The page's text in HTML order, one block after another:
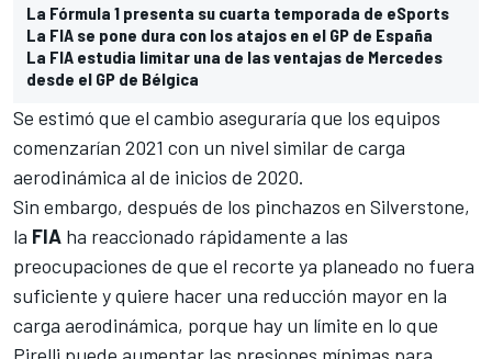
La Fórmula 1 presenta su cuarta temporada de eSports
La FIA se pone dura con los atajos en el GP de España
La FIA estudia limitar una de las ventajas de Mercedes
desde el GP de Bélgica
Se estimó que el cambio aseguraría que los equipos
comenzarían 2021 con un nivel similar de carga
aerodinámica al de inicios de 2020.
Sin embargo, después de los pinchazos en Silverstone,
la FIA ha reaccionado rápidamente a las
preocupaciones de que el recorte ya planeado no fuera
suficiente y quiere hacer una reducción mayor en la
carga aerodinámica, porque hay un límite en lo que